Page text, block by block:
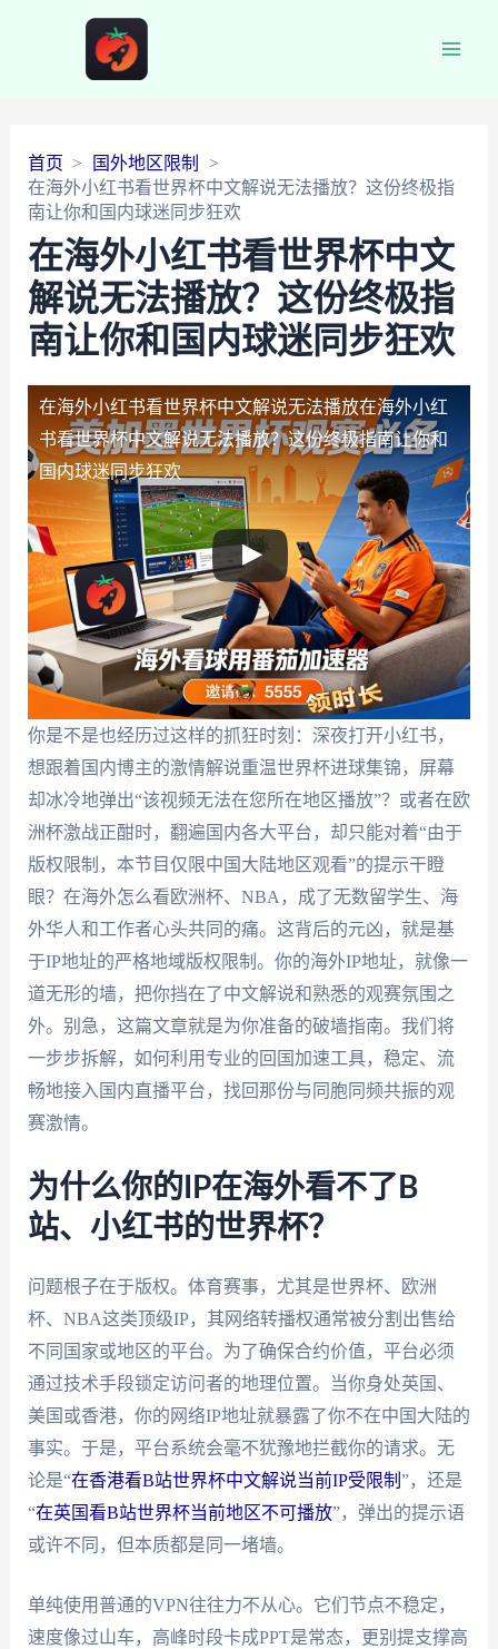
首页
国外地区限制
在海外小红书看世界杯中文解说无法播放？这份终极指
南让你和国内球迷同步狂欢
在海外小红书看世界杯中文
解说无法播放？这份终极指
南让你和国内球迷同步狂欢
在海外小红书看世界杯中文解说无法播放在海外小红
书看世界杯中文解说无法播放？这份终极指南让你和
国内球迷同步狂欢
你是不是也经历过这样的抓狂时刻：深夜打开小红书，
想跟着国内博主的激情解说重温世界杯进球集锦，屏幕
却冰冷地弹出“该视频无法在您所在地区播放”？或者在欧
洲杯激战正酣时，翻遍国内各大平台，却只能对着“由于
版权限制，本节目仅限中国大陆地区观看”的提示干瞪
眼？在海外怎么看欧洲杯、NBA，成了无数留学生、海
外华人和工作者心头共同的痛。这背后的元凶，就是基
于IP地址的严格地域版权限制。你的海外IP地址，就像一
道无形的墙，把你挡在了中文解说和熟悉的观赛氛围之
外。别急，这篇文章就是为你准备的破墙指南。我们将
一步步拆解，如何利用专业的回国加速工具，稳定、流
畅地接入国内直播平台，找回那份与同胞同频共振的观
赛激情。
为什么你的IP在海外看不了B
站、小红书的世界杯？
问题根子在于版权。体育赛事，尤其是世界杯、欧洲
杯、NBA这类顶级IP，其网络转播权通常被分割出售给
不同国家或地区的平台。为了确保合约价值，平台必须
通过技术手段锁定访问者的地理位置。当你身处英国、
美国或香港，你的网络IP地址就暴露了你不在中国大陆的
事实。于是，平台系统会毫不犹豫地拦截你的请求。无
论是“在香港看B站世界杯中文解说当前IP受限制 ”，还是
“在英国看B站世界杯当前地区不可播放”，弹出的提示语
或许不同，但本质都是同一堵墙。
单纯使用普通的VPN往往力不从心。它们节点不稳定，
速度像过山车，高峰时段卡成PPT是常态，更别提支撑高